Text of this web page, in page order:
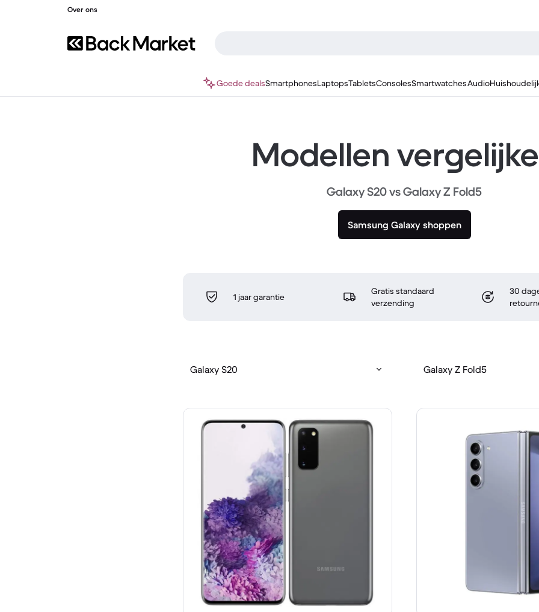
Over ons
Goede dealsSmartphonesLaptopsTabletsConsolesSmartwatchesAudio
Modellen
Galaxy S20 vs Galaxy Z Fold5
Samsung Galaxy shoppen
1 jaar garantie
Gratis standaard
verzending
30
Galaxy S20 Galaxy Z Fold5